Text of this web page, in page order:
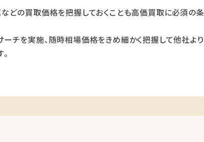
どの買取価格を把握しておくことも高価買取に必須の条
チを実施、随時相場価格をきめ細かく把握して他社より